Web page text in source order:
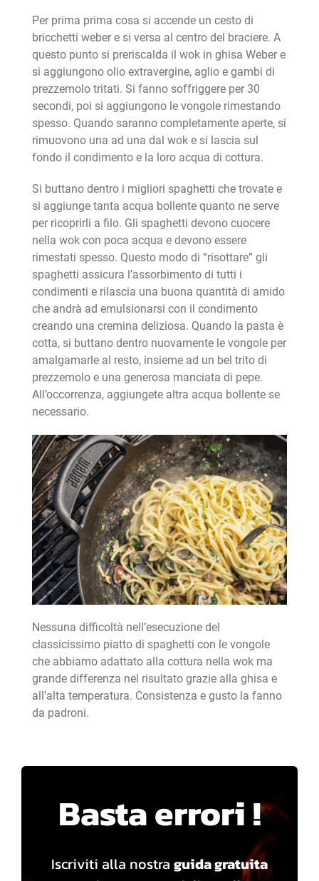
Per prima prima cosa si accende un cesto di
bricchetti weber e si versa al centro del braciere. A
questo punto si preriscalda il wok in ghisa Weber e
si aggiungono olio extravergine, aglio e gambi di
prezzemolo tritati. Si fanno soffriggere per 30
secondi, poi si aggiungono le vongole rimestando
spesso. Quando saranno completamente aperte, si
rimuovono una ad una dal wok e si lascia sul
fondo il condimento e la loro acqua di cottura.
Si buttano dentro i migliori spaghetti che trovate e
si aggiunge tanta acqua bollente quanto ne serve
per ricoprirli a filo. Gli spaghetti devono cuocere
nella wok con poca acqua e devono essere
rimestati spesso. Questo modo di “risottare” gli
spaghetti assicura l’assorbimento di tutti i
condimenti e rilascia una buona quantità di amido
che andrà ad emulsionarsi con il condimento
creando una cremina deliziosa. Quando la pasta è
cotta, si buttano dentro nuovamente le vongole per
amalgamarle al resto, insieme ad un bel trito di
prezzemolo e una generosa manciata di pepe.
All’occorrenza, aggiungete altra acqua bollente se
necessario.
Nessuna difficoltà nell’esecuzione del
classicissimo piatto di spaghetti con le vongole
che abbiamo adattato alla cottura nella wok ma
grande differenza nel risultato grazie alla ghisa e
all’alta temperatura. Consistenza e gusto la fanno
da padroni.
Basta errori !
Iscriviti alla nostra guida gratuita